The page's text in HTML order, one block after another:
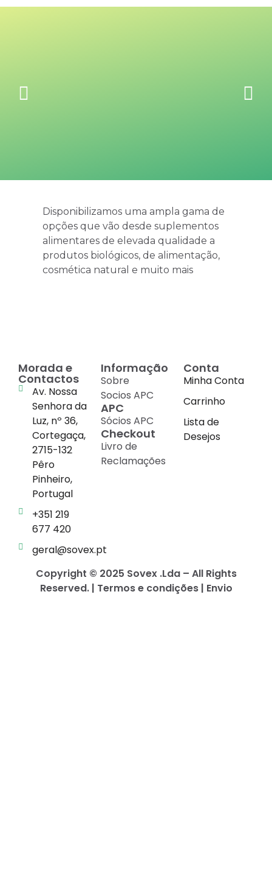
Disponibilizamos uma ampla gama de
opções que vão desde suplementos
alimentares de elevada qualidade a
produtos biológicos, de alimentação,
cosmética natural e muito mais
Morada e
Contactos
Av. Nossa
Senhora da
Luz, nº 36,
Cortegaça,
2715-132
Pêro
Pinheiro,
Portugal
+351 219
677 420
geral@sovex.pt
Informação
Sobre
Socios APC
APC
Sócios APC
Checkout
Livro de
Reclamações
Conta
Minha Conta
Carrinho
Lista de
Desejos
Copyright © 2025 Sovex .Lda – All Rights
Reserved. | Termos e condições | Envio